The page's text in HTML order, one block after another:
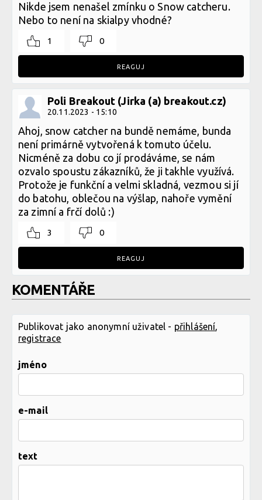
Nikde jsem nenašel zmínku o Snow catcheru.
Nebo to není na skialpy vhodné?
1 0
REAGUJ
Poli Breakout (Jirka (a) breakout.cz)
20.11.2023 - 15:10
Ahoj, snow catcher na bundě nemáme, bunda
není primárně vytvořená k tomuto účelu.
Nicméně za dobu co jí prodáváme, se nám
ozvalo spoustu zákazníků, že ji takhle využívá.
Protože je funkční a velmi skladná, vezmou si jí
do batohu, oblečou na výšlap, nahoře vymění
za zimní a frčí dolů :)
3 0
REAGUJ
KOMENTÁŘE
Publikovat jako anonymní uživatel - přihlášení,
registrace
jméno
e-mail
text